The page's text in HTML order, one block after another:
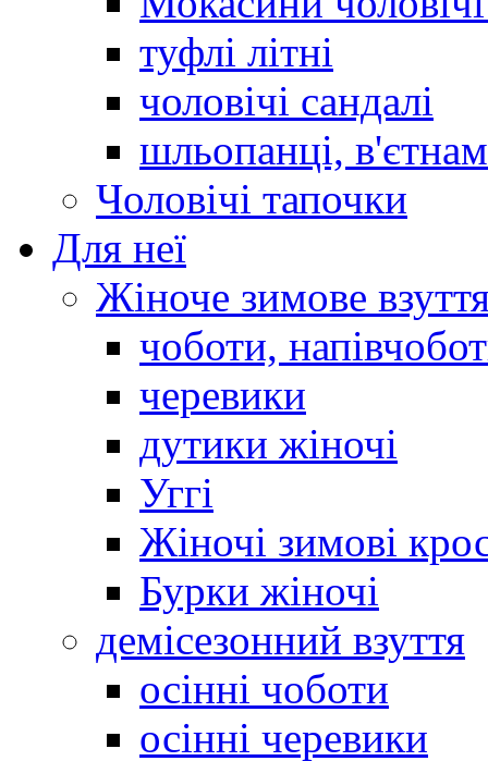
туфлі літні
чоловічі сандалі
шльопанці,
Чоловічі тапочки
Для неї
Жіноче зимове
чоботи,
черевики
дутики жіночі
Уггі
Жіночі зимові
Бурки жіночі
демісезонний взуття
осінні чоботи
осінні черевики